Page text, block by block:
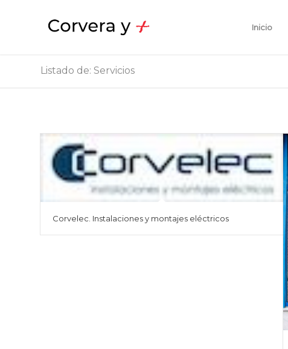
Inicio
Listado de: Servicios
Corvelec. Instalaciones y montajes eléctricos